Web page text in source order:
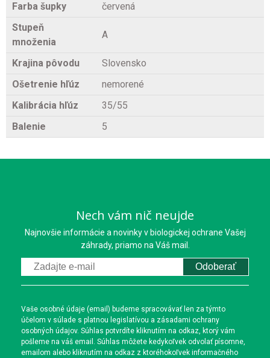
Farba šupky
červená
Stupeň
množenia
A
Krajina pôvodu
Slovensko
Ošetrenie hľúz
nemorené
Kalibrácia hľúz
35/55
Balenie
5
Nech vám nič neujde
Najnovšie informácie a novinky v biologickej ochrane Vašej
záhrady, priamo na Váš mail.
Odoberať
Vaše osobné údaje (email) budeme spracovávať len za týmto
účelom v súlade s platnou legislatívou a zásadami ochrany
osobných údajov. Súhlas potvrdíte kliknutím na odkaz, ktorý vám
pošleme na váš email. Súhlas môžete kedykoľvek odvolať písomne,
emailom alebo kliknutím na odkaz z ktoréhokoľvek informačného